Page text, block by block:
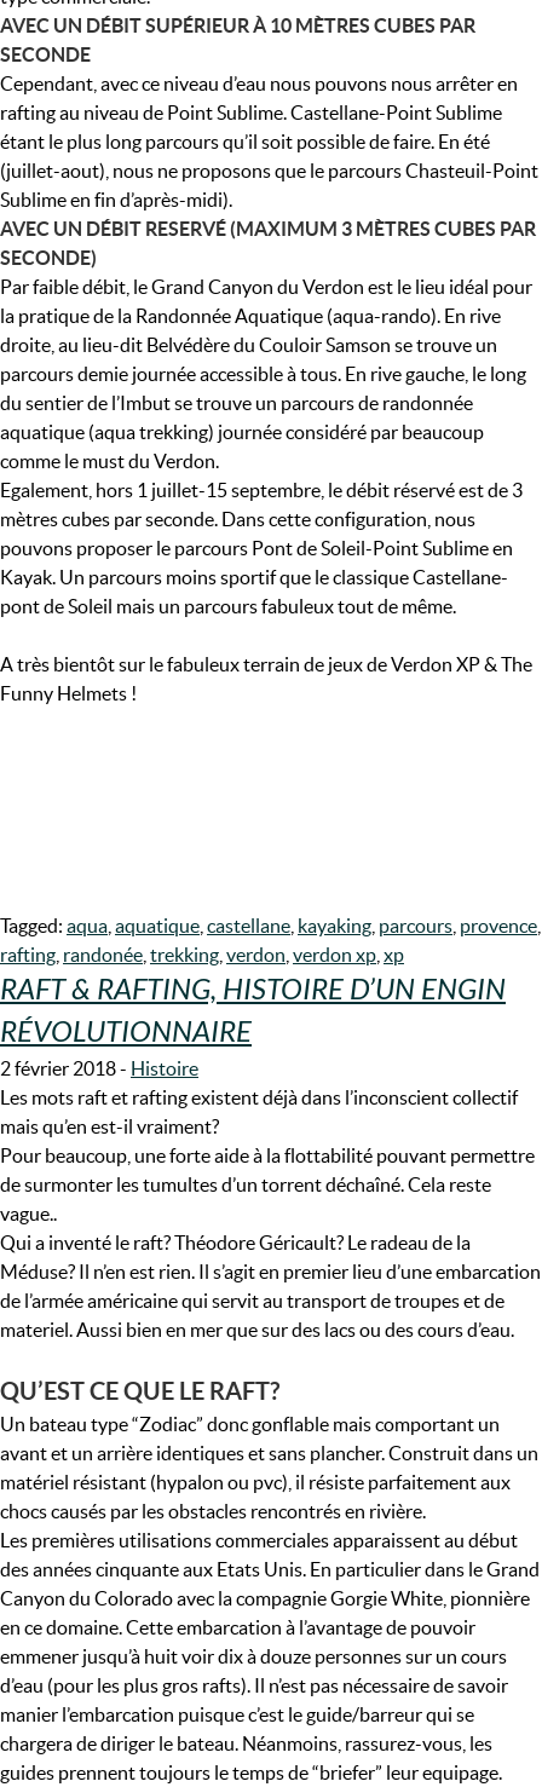
AVEC UN DÉBIT SUPÉRIEUR À 10 MÈTRES CUBES PAR
SECONDE
Cependant, avec ce niveau d’eau nous pouvons nous arrêter en
rafting au niveau de Point Sublime. Castellane-Point Sublime
étant le plus long parcours qu’il soit possible de faire. En été
(juillet-aout), nous ne proposons que le parcours Chasteuil-Point
Sublime en fin d’après-midi).
AVEC UN DÉBIT RESERVÉ (MAXIMUM 3 MÈTRES CUBES PAR
SECONDE)
Par faible débit, le Grand Canyon du Verdon est le lieu idéal pour
la pratique de la Randonnée Aquatique (aqua-rando). En rive
droite, au lieu-dit Belvédère du Couloir Samson se trouve un
parcours demie journée accessible à tous. En rive gauche, le long
du sentier de l’Imbut se trouve un parcours de randonnée
aquatique (aqua trekking) journée considéré par beaucoup
comme le must du Verdon.
Egalement, hors 1 juillet-15 septembre, le débit réservé est de 3
mètres cubes par seconde. Dans cette configuration, nous
pouvons proposer le parcours Pont de Soleil-Point Sublime en
Kayak. Un parcours moins sportif que le classique Castellane-
pont de Soleil mais un parcours fabuleux tout de même.
A très bientôt sur le fabuleux terrain de jeux de Verdon XP & The
Funny Helmets !
Tagged: aqua aquatique castellane kayaking parcours provence
rafting randonée trekking verdon verdon xp xp
RAFT & RAFTING, HISTOIRE D’UN ENGIN
RÉVOLUTIONNAIRE
2 février 2018- Histoire
Les mots raft et rafting existent déjà dans l’inconscient collectif
mais qu’en est-il vraiment?
Pour beaucoup, une forte aide à la flottabilité pouvant permettre
de surmonter les tumultes d’un torrent déchaîné. Cela reste
vague..
Qui a inventé le raft? Théodore Géricault? Le radeau de la
Méduse? Il n’en est rien. Il s’agit en premier lieu d’une embarcation
de l’armée américaine qui servit au transport de troupes et de
materiel. Aussi bien en mer que sur des lacs ou des cours d’eau.
QU’EST CE QUE LE RAFT?
Un bateau type “Zodiac” donc gonflable mais comportant un
avant et un arrière identiques et sans plancher. Construit dans un
matériel résistant (hypalon ou pvc), il résiste parfaitement aux
chocs causés par les obstacles rencontrés en rivière.
Les premières utilisations commerciales apparaissent au début
des années cinquante aux Etats Unis. En particulier dans le Grand
Canyon du Colorado avec la compagnie Gorgie White, pionnière
en ce domaine. Cette embarcation à l’avantage de pouvoir
emmener jusqu’à huit voir dix à douze personnes sur un cours
d’eau (pour les plus gros rafts). Il n’est pas nécessaire de savoir
manier l’embarcation puisque c’est le guide/barreur qui se
chargera de diriger le bateau. Néanmoins, rassurez-vous, les
guides prennent toujours le temps de “briefer” leur equipage.